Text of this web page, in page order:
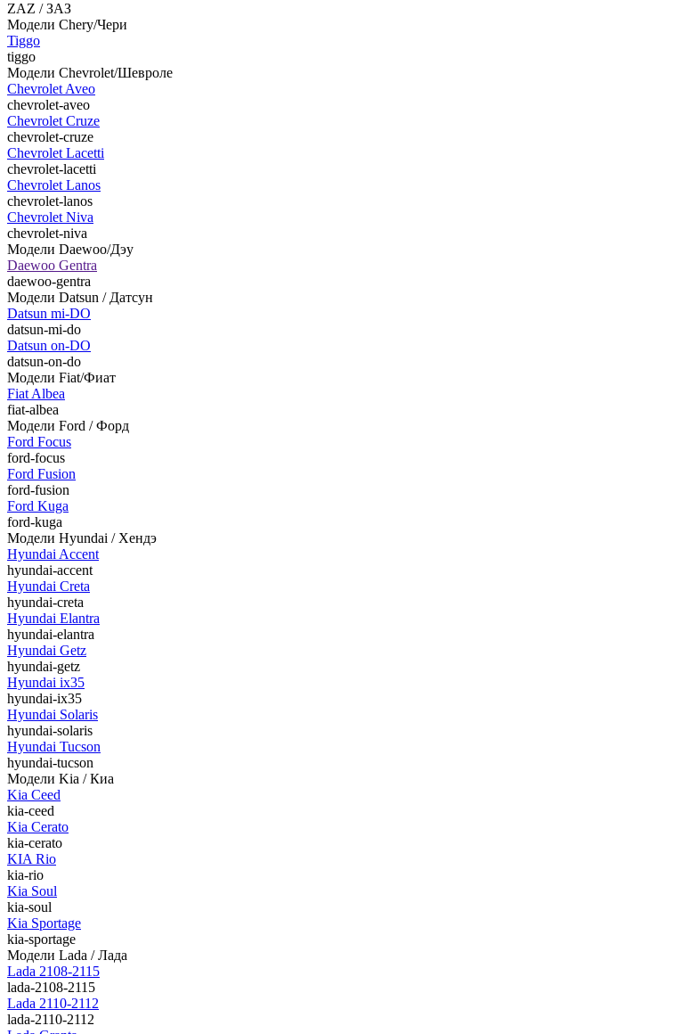
ZAZ / ЗАЗ
Модели Chery/Чери
Tiggo
tiggo
Модели Chevrolet/Шевроле
Chevrolet Aveo
chevrolet-aveo
Chevrolet Cruze
chevrolet-cruze
Chevrolet Lacetti
chevrolet-lacetti
Chevrolet Lanos
chevrolet-lanos
Chevrolet Niva
chevrolet-niva
Модели Daewoo/Дэу
Daewoo Gentra
daewoo-gentra
Модели Datsun / Датсун
Datsun mi-DO
datsun-mi-do
Datsun on-DO
datsun-on-do
Модели Fiat/Фиат
Fiat Albea
fiat-albea
Модели Ford / Форд
Ford Focus
ford-focus
Ford Fusion
ford-fusion
Ford Kuga
ford-kuga
Модели Hyundai / Хендэ
Hyundai Accent
hyundai-accent
Hyundai Creta
hyundai-creta
Hyundai Elantra
hyundai-elantra
Hyundai Getz
hyundai-getz
Hyundai ix35
hyundai-ix35
Hyundai Solaris
hyundai-solaris
Hyundai Tucson
hyundai-tucson
Модели Kia / Киа
Kia Ceed
kia-ceed
Kia Cerato
kia-cerato
KIA Rio
kia-rio
Kia Soul
kia-soul
Kia Sportage
kia-sportage
Модели Lada / Лада
Lada 2108-2115
lada-2108-2115
Lada 2110-2112
lada-2110-2112